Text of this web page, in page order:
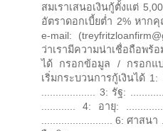
สมเราเสนอเงินกู้ตั้งแต่
อัตราดอกเบี้ยต่ำ 2% หาก
e-mail:
ว่าเรามีความน่าเชื่อถือพร้
ได้ กรอกข้อมูล / กรอกแบ
เริ่มกระบวนการกู้เงินได้
................... 3: รัฐ:
............ 4: อายุ:
......................... 6: ศาสน